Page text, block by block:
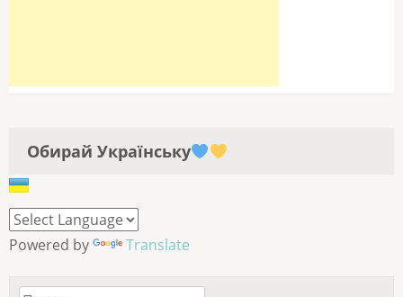
Обирай Українську
Powered by Translate